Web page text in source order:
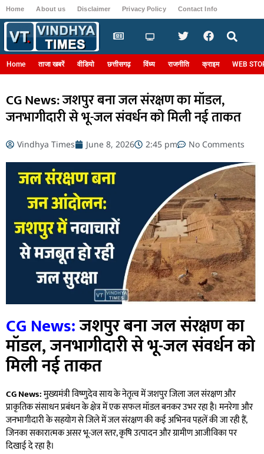
Home About us Disclaimer Privacy Policy Contact Info
Home ताजा खबरें वीडियो छत्तीसगढ़ विंध्य राजनीति क्राइम WEB
CG News: जशपुर बना जल संरक्षण का मॉडल,
जनभागीदारी से भू-जल संवर्धन को मिली नई ताकत
Vindhya Times June 8, 2026 2:45 pm No Comments
CG News:जशपुर बना जल संरक्षण का
मॉडल, जनभागीदारी से भू-जल संवर्धन को
मिली नई ताकत
CG News:मुख्यमंत्री विष्णुदेव साय के नेतृत्व में जशपुर जिला जल संरक्षण और
प्राकृतिक संसाधन प्रबंधन के क्षेत्र में एक सफल मॉडल बनकर उभर रहा है। मनरेगा और
जनभागीदारी के सहयोग से जिले में जल संरक्षण की कई अभिनव पहलें की जा रही हैं,
जिनका सकारात्मक असर भू-जल स्तर, कृषि उत्पादन और ग्रामीण आजीविका पर
दिखाई दे रहा है।